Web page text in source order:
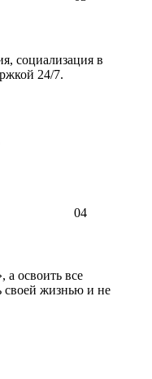
социализация в
24/7.
04
а освоить все
своей жизнью и не